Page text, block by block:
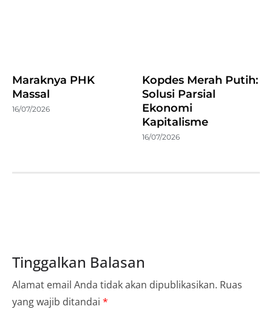
Maraknya PHK
Massal
16/07/2026
Kopdes Merah Putih:
Solusi Parsial
Ekonomi
Kapitalisme
16/07/2026
Tinggalkan Balasan
Alamat email Anda tidak akan dipublikasikan. Ruas
yang wajib ditandai *